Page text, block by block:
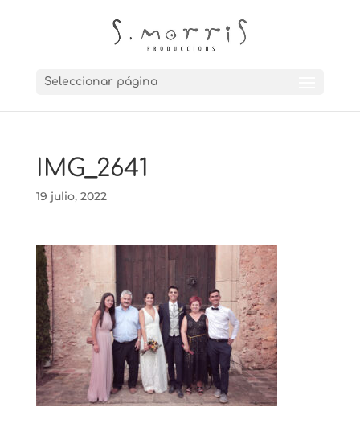
Seleccionar página
IMG_2641
19 julio, 2022